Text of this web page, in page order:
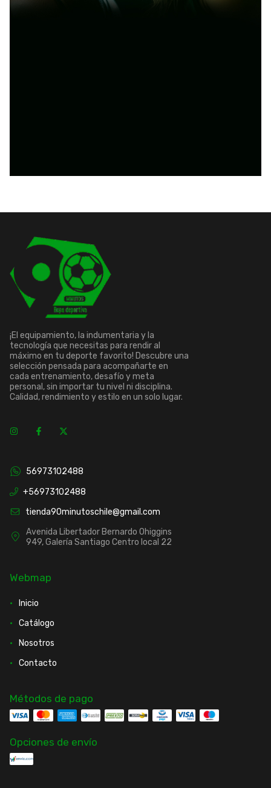
¡El equipamiento, la indumentaria y la
tecnología que necesitas para rendir al
máximo en tu deporte favorito! Descubre una
selección pensada para acompañarte en
cada entrenamiento, desafío y meta
personal, sin importar tu nivel ni disciplina.
Calidad, rendimiento y estilo en un solo lugar.
56973102488
+56973102488
tienda90minutoschile@gmail.com
Avenida Libertador Bernardo Ohiggins
949, Galería Santiago Centro local 22
Webmap
Inicio
Catálogo
Nosotros
Contacto
Métodos de pago
Opciones de envío